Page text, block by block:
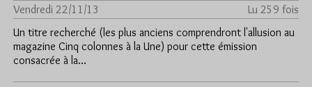
Vendredi 22/11/13
Lu 259 fois
Un titre recherché (les plus anciens comprendront l'allusion au
magazine Cinq colonnes à la Une) pour cette émission
consacrée à la…